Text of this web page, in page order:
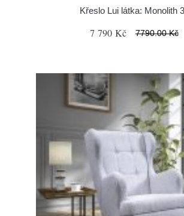
Křeslo Lui látka: Monolith
7 790 Kč 7790.00 Kč